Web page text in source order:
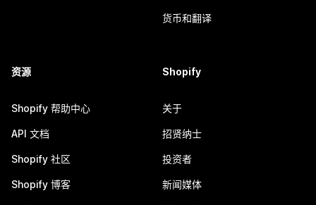
货币和翻译
资源
Shopify 帮助中心
API 文档
Shopify 社区
Shopify 博客
Shopify
关于
招贤纳士
投资者
新闻媒体